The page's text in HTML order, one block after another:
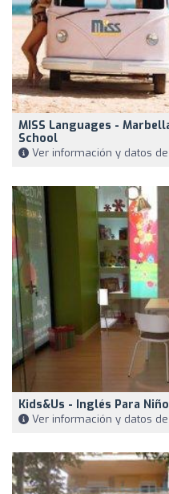
MISS Languages -
School
Ver información y datos
Kids&Us - Inglés Para
Ver información y datos